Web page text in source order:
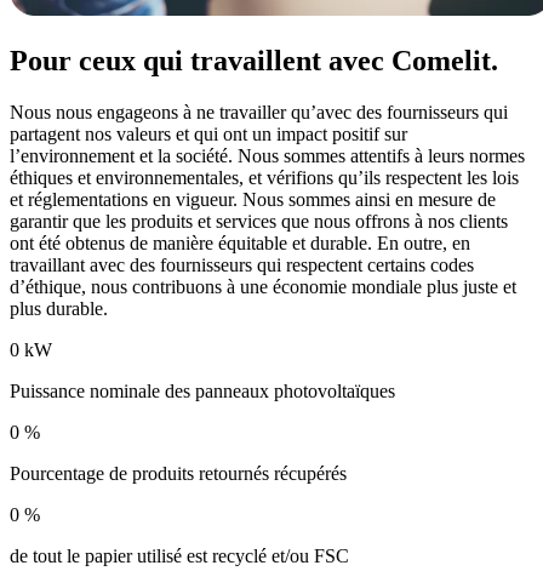
Pour ceux qui travaillent avec Comelit.
Nous nous engageons à ne travailler qu’avec des fournisseurs qui
partagent nos valeurs et qui ont un impact positif sur
l’environnement et la société. Nous sommes attentifs à leurs normes
éthiques et environnementales, et vérifions qu’ils respectent les lois
et réglementations en vigueur. Nous sommes ainsi en mesure de
garantir que les produits et services que nous offrons à nos clients
ont été obtenus de manière équitable et durable. En outre, en
travaillant avec des fournisseurs qui respectent certains codes
d’éthique, nous contribuons à une économie mondiale plus juste et
plus durable.
0 kW
Puissance nominale des panneaux photovoltaïques
0 %
Pourcentage de produits retournés récupérés
0 %
de tout le papier utilisé est recyclé et/ou FSC